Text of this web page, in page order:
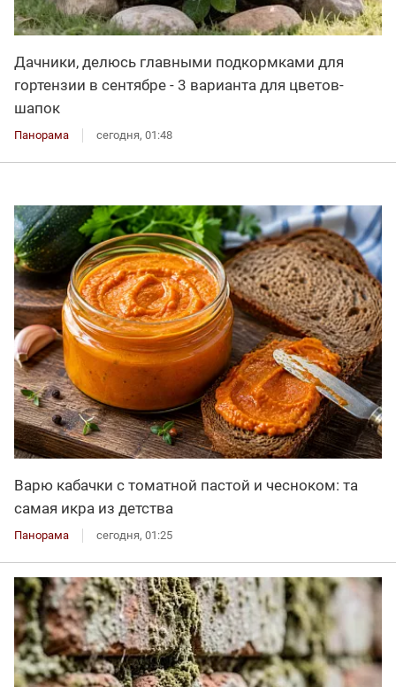
Дачники, делюсь главными подкормками для
гортензии в сентябре - 3 варианта для цветов-
шапок
Панорама сегодня, 01:48
Варю кабачки с томатной пастой и чесноком: та
самая икра из детства
Панорама сегодня, 01:25